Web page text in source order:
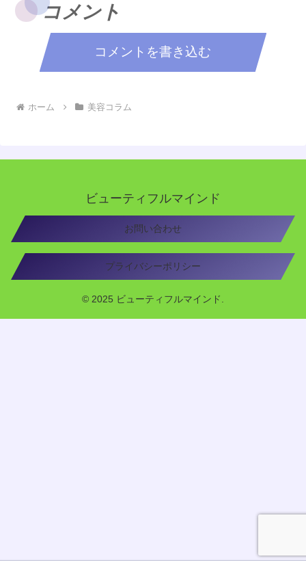
コメント
コメントを書き込む
ホーム 美容コラム
ビューティフルマインド
お問い合わせ
プライバシーポリシー
© 2025 ビューティフルマインド.